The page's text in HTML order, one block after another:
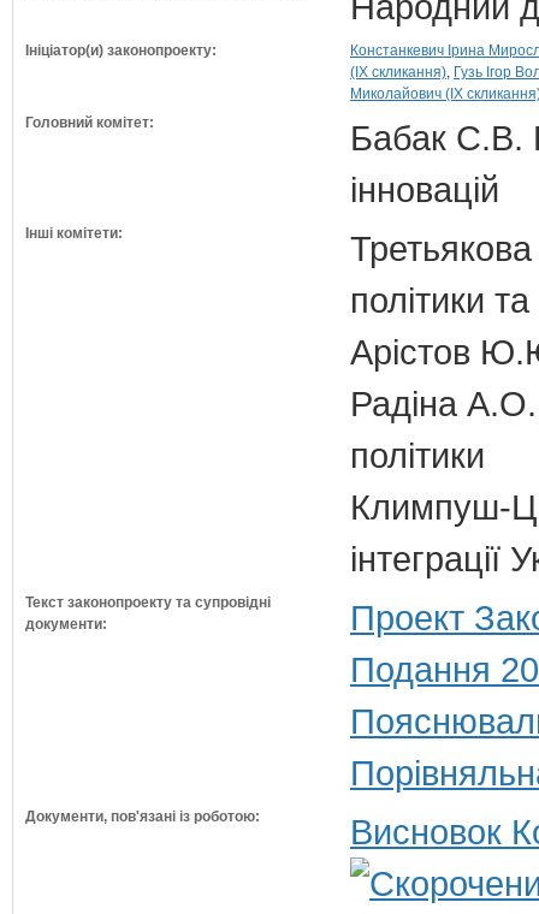
Ініціатор(и) законопроекту:
Констанкевич Ірина
(IX скликання) Гузь Ігор
Миколайович (IX
Головний комітет:
Бабак С.В.
інновацій
Інші комітети:
політики
Арістов
Радіна А.О.
політики
Климпуш-
Текст законопроекту та супровідні
документи:
Проект
Подання
Документи, пов'язані із роботою: Висновок